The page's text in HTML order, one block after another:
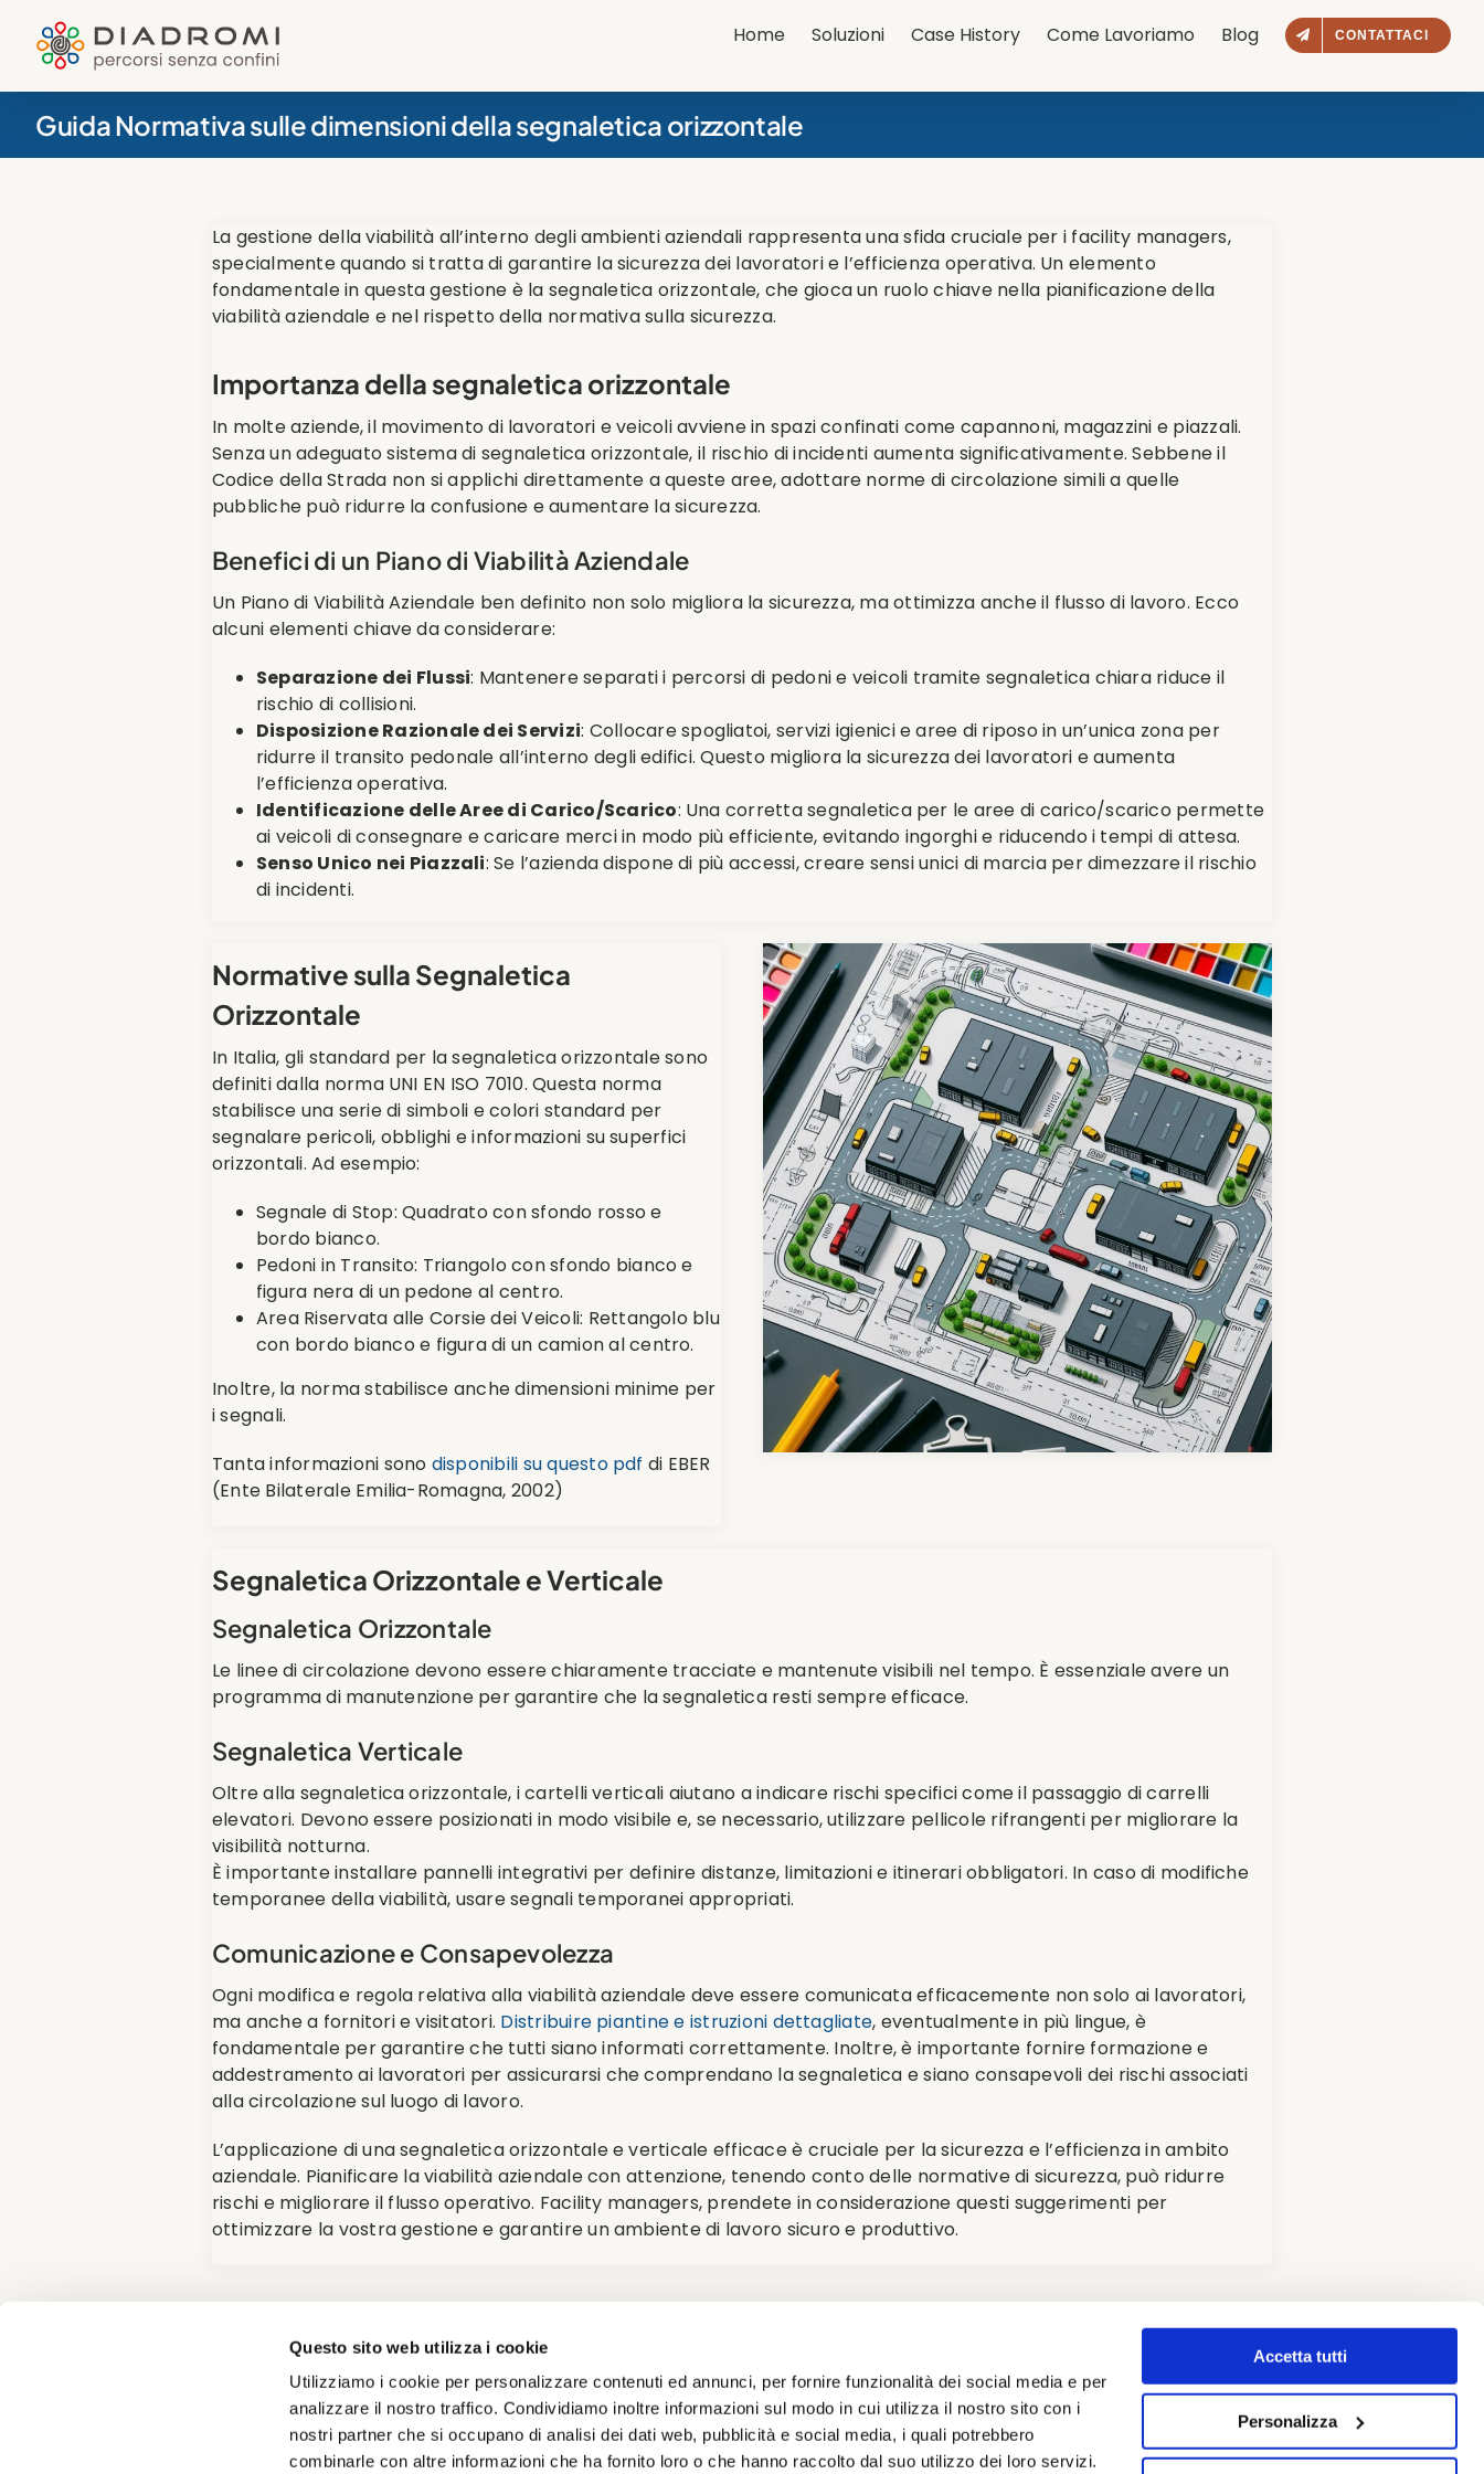
Questo sito web utilizza i cookie
Utilizziamo i cookie per personalizzare contenuti ed annunci, per fornire funzionalità dei social media e per
analizzare il nostro traffico. Condividiamo inoltre informazioni sul modo in cui utilizza il nostro sito con i
nostri partner che si occupano di analisi dei dati web, pubblicità e social media, i quali potrebbero
combinarle con altre informazioni che ha fornito loro o che hanno raccolto dal suo utilizzo dei loro servizi.
Accetta tutti
Personalizza
contenuto
Home Soluzioni Case History Come Lavoriamo Blog CONTATTACI
Guida Normativa sulle dimensioni della segnaletica orizzontale
La gestione della viabilità all’interno degli ambienti aziendali rappresenta una sfida cruciale per i facility managers,
specialmente quando si tratta di garantire la sicurezza dei lavoratori e l’efficienza operativa. Un elemento
fondamentale in questa gestione è la segnaletica orizzontale, che gioca un ruolo chiave nella pianificazione della
viabilità aziendale e nel rispetto della normativa sulla sicurezza.
Importanza della segnaletica orizzontale
In molte aziende, il movimento di lavoratori e veicoli avviene in spazi confinati come capannoni, magazzini e piazzali.
Senza un adeguato sistema di segnaletica orizzontale, il rischio di incidenti aumenta significativamente. Sebbene il
Codice della Strada non si applichi direttamente a queste aree, adottare norme di circolazione simili a quelle
pubbliche può ridurre la confusione e aumentare la sicurezza.
Benefici di un Piano di Viabilità Aziendale
Un Piano di Viabilità Aziendale ben definito non solo migliora la sicurezza, ma ottimizza anche il flusso di lavoro. Ecco
alcuni elementi chiave da considerare:
Separazione dei Flussi: Mantenere separati i percorsi di pedoni e veicoli tramite segnaletica chiara riduce il
rischio di collisioni.
Disposizione Razionale dei Servizi: Collocare spogliatoi, servizi igienici e aree di riposo in un’unica zona per
ridurre il transito pedonale all’interno degli edifici. Questo migliora la sicurezza dei lavoratori e aumenta
l’efficienza operativa.
Identificazione delle Aree di Carico/Scarico: Una corretta segnaletica per le aree di carico/scarico permette
ai veicoli di consegnare e caricare merci in modo più efficiente, evitando ingorghi e riducendo i tempi di attesa.
Senso Unico nei Piazzali: Se l’azienda dispone di più accessi, creare sensi unici di marcia per dimezzare il rischio
di incidenti.
Normative sulla Segnaletica
Orizzontale
In Italia, gli standard per la segnaletica orizzontale sono
definiti dalla norma UNI EN ISO 7010. Questa norma
stabilisce una serie di simboli e colori standard per
segnalare pericoli, obblighi e informazioni su superfici
orizzontali. Ad esempio:
Segnale di Stop: Quadrato con sfondo rosso e
bordo bianco.
Pedoni in Transito: Triangolo con sfondo bianco e
figura nera di un pedone al centro.
Area Riservata alle Corsie dei Veicoli: Rettangolo blu
con bordo bianco e figura di un camion al centro.
Inoltre, la norma stabilisce anche dimensioni minime per
i segnali.
Tanta informazioni sono disponibili su questo pdf di EBER
(Ente Bilaterale Emilia-Romagna, 2002)
Segnaletica Orizzontale e Verticale
Segnaletica Orizzontale
Le linee di circolazione devono essere chiaramente tracciate e mantenute visibili nel tempo. È essenziale avere un
programma di manutenzione per garantire che la segnaletica resti sempre efficace.
Segnaletica Verticale
Oltre alla segnaletica orizzontale, i cartelli verticali aiutano a indicare rischi specifici come il passaggio di carrelli
elevatori. Devono essere posizionati in modo visibile e, se necessario, utilizzare pellicole rifrangenti per migliorare la
visibilità notturna.
È importante installare pannelli integrativi per definire distanze, limitazioni e itinerari obbligatori. In caso di modifiche
temporanee della viabilità, usare segnali temporanei appropriati.
Comunicazione e Consapevolezza
Ogni modifica e regola relativa alla viabilità aziendale deve essere comunicata efficacemente non solo ai lavoratori,
ma anche a fornitori e visitatori. Distribuire piantine e istruzioni dettagliate, eventualmente in più lingue, è
fondamentale per garantire che tutti siano informati correttamente. Inoltre, è importante fornire formazione e
addestramento ai lavoratori per assicurarsi che comprendano la segnaletica e siano consapevoli dei rischi associati
alla circolazione sul luogo di lavoro.
L’applicazione di una segnaletica orizzontale e verticale efficace è cruciale per la sicurezza e l’efficienza in ambito
aziendale. Pianificare la viabilità aziendale con attenzione, tenendo conto delle normative di sicurezza, può ridurre
rischi e migliorare il flusso operativo. Facility managers, prendete in considerazione questi suggerimenti per
ottimizzare la vostra gestione e garantire un ambiente di lavoro sicuro e produttivo.